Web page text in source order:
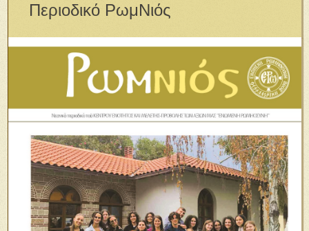
Περιοδικό ΡωμΝιός